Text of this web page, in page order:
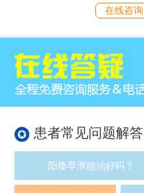
在线咨询
患者常见问题解答
阳痿早泄能治好吗？